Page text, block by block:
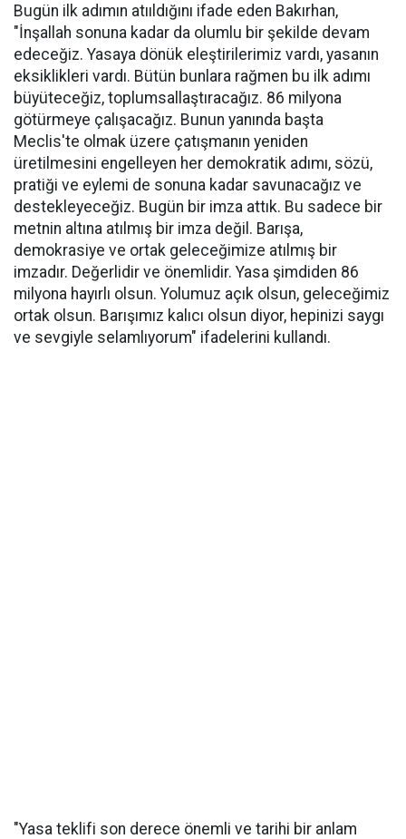
Bugün ilk adımın atııldığını ifade eden Bakırhan,
"İnşallah sonuna kadar da olumlu bir şekilde devam
edeceğiz. Yasaya dönük eleştirilerimiz vardı, yasanın
eksiklikleri vardı. Bütün bunlara rağmen bu ilk adımı
büyüteceğiz, toplumsallaştıracağız. 86 milyona
götürmeye çalışacağız. Bunun yanında başta
Meclis'te olmak üzere çatışmanın yeniden
üretilmesini engelleyen her demokratik adımı, sözü,
pratiği ve eylemi de sonuna kadar savunacağız ve
destekleyeceğiz. Bugün bir imza attık. Bu sadece bir
metnin altına atılmış bir imza değil. Barışa,
demokrasiye ve ortak geleceğimize atılmış bir
imzadır. Değerlidir ve önemlidir. Yasa şimdiden 86
milyona hayırlı olsun. Yolumuz açık olsun, geleceğimiz
ortak olsun. Barışımız kalıcı olsun diyor, hepinizi saygı
ve sevgiyle selamlıyorum" ifadelerini kullandı.
"Yasa teklifi son derece önemli ve tarihi bir anlam